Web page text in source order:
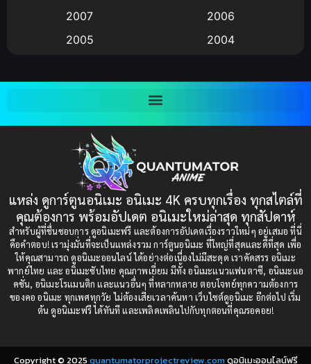
Big tits (นมใหญ่)
Bitch (ผู้หญิงร่าน)
Bondage (ทาส)(1)
(1)
Censored (เซ็นเซอร์)(19)
Comedy (ตลก)(235)
Comedy (ตลก)(85)
Comic Book การ์ตูน(1)
2007
2006
2005
2004
2001
2000
1997
1993
1991
1989
1988
1987
1985
1984
1983
1982
1981
1980
1979
แหล่ง ดูการ์ตูนอนิเมะ อนิเมะ 4K ครบทุกเรื่อง ทุกสไตล์ที่
คุณต้องการ พร้อมอัปเดต อนิเมะใหม่ล่าสุด ทุกสัปดาห์
สำหรับผู้ที่ชื่นชอบการ ดูอนิเมะฟรี และต้องการอัปเดตเรื่องราวใหม่ๆ อยู่เสมอ ที่นี่
คือคำตอบ! เรามุ่งมั่นที่จะเป็นแหล่งรวม การ์ตูนอนิเมะ ที่ใหญ่ที่สุดและดีที่สุด เพื่อ
ให้คุณสามารถ ดูอนิเมะออนไลน์ ได้อย่างต่อเนื่องไม่มีสะดุด เราคัดสรร อนิเมะ
พากย์ไทย และ อนิเมะซับไทย คุณภาพเยี่ยม มีทั้ง อนิเมะแนวแฟนตาซี, อนิเมะแอ
คชั่น, อนิเมะโรแมนติก และแนวอื่นๆ ที่หลากหลาย ตอบโจทย์ทุกความต้องการ
ของคอ อนิเมะ ทุกเพศทุกวัย ไม่ต้องเสียเวลาค้นหา เว็บไซต์ดูอนิเมะ อีกต่อไป เริ่ม
ต้น ดูอนิเมะฟรี ได้ทันที และเพลิดเพลินไปกับทุกตอนที่คุณรอคอย!
Copyright © 2025 quantumatorprojectreview.comดูอนิเมะออนไลน์ฟรี